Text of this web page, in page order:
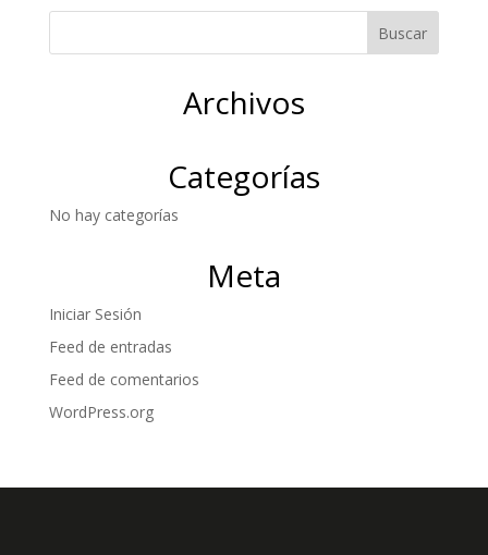
Archivos
Categorías
No hay categorías
Meta
Iniciar Sesión
Feed de entradas
Feed de comentarios
WordPress.org